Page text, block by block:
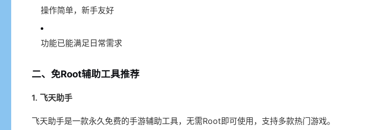
操作简单，新手友好
功能已能满足日常需求
二、免Root辅助工具推荐
1. 飞天助手
飞天助手是一款永久免费的手游辅助工具，无需Root即可使用，支持多款热门游戏。